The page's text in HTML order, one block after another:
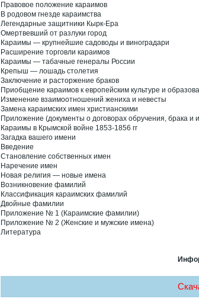
Правовое положение караимов
В родовом гнезде караимства
Легендарные защитники Кырк-Ера
Омертвевший от разлуки город
Караимы — крупнейшие садоводы и виноградари
Расширение торговли караимов
Караимы — табачные генералы России
Крепыш — лошадь столетия
Заключение и расторжение браков
Приобщение караимов к европейским культуре и
Изменение взаимоотношений жениха и невесты
Замена караимских имен христианскими
Приложение (документы о договорах обручения, брака и
Караимы в Крымской войне 1853-1856 гг
Загадка вашего имени
Введение
Становление собственных имен
Наречение имен
Новая религия — новые имена
Возникновение фамилий
Классификация караимских фамилий
Двойные фамилии
Приложение № 1 (Караимские фамилии)
Приложение № 2 (Женские и мужские имена)
Литература